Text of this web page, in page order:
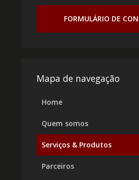
FORMULÁRIO DE
Mapa de navegação
Home
Quem somos
Serviços & Produtos
Parceiros